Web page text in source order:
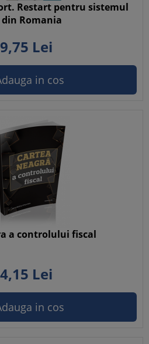
Restart pentru sistemul
Romania
75 Lei
in cos
a controlului fiscal
15 Lei
in cos